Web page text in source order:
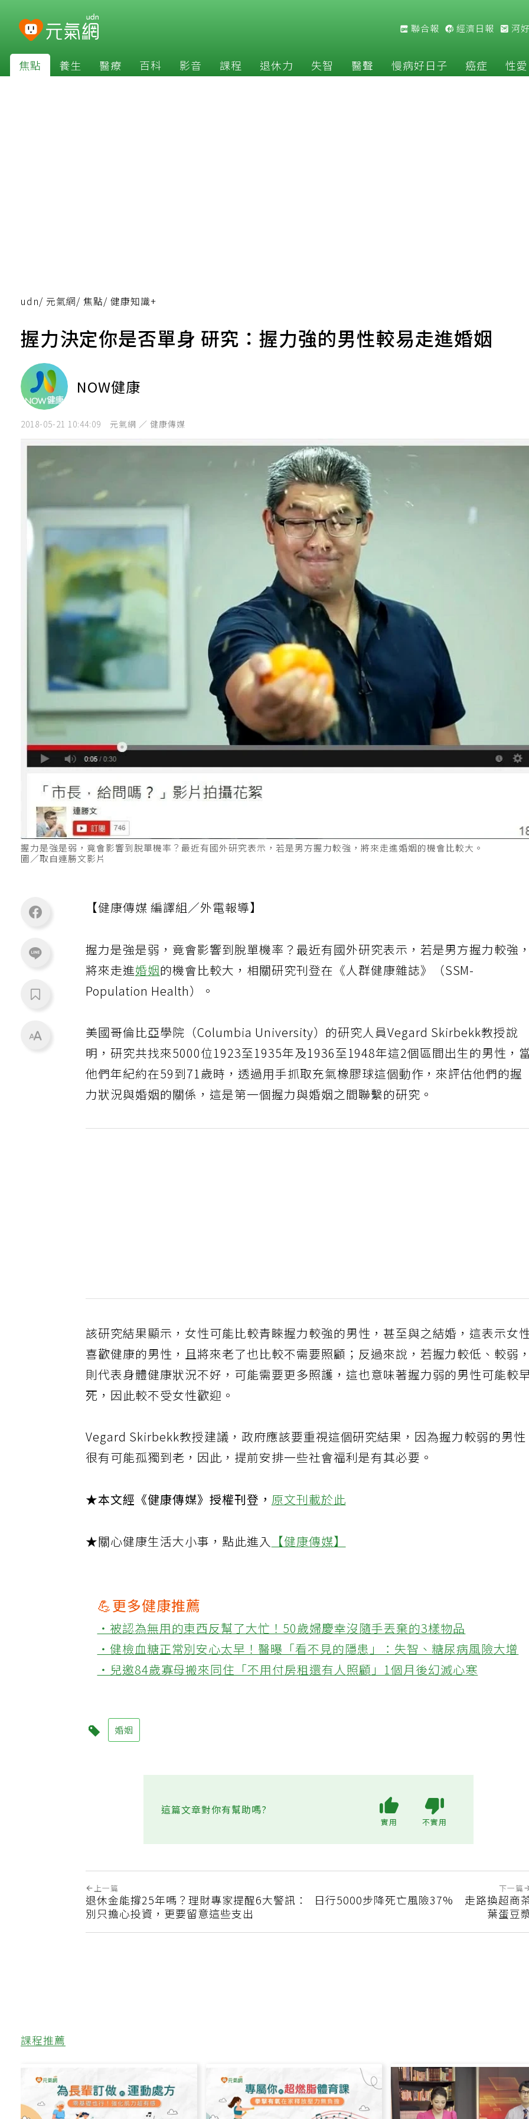
聯合報 經濟日報 河
焦點 養生 醫療 百科 影音 課程 退休力 失智 醫聲 慢病好日子 癌症 性愛
udn/ 元氣網/ 焦點/ 健康知識+
握力決定你是否單身 研究：握力強的男性較易走進婚姻
NOW健康
2018-05-21 10:44:09 元氣網 ／ 健康傳媒
握力是強是弱，竟會影響到脫單機率？最近有國外研究表示，若是男方握力較強，將來走進婚姻的機會比較大。
圖／取自連勝文影片
【健康傳媒 編譯組／外電報導】
握力是強是弱，竟會影響到脫單機率？最近有國外研究表示，若是男方握力較強
將來走進婚姻的機會比較大，相關研究刊登在《人群健康雜誌》（SSM-
Population Health）。
美國哥倫比亞學院（Columbia University）的研究人員Vegard Skirbekk教授說
明，研究共找來5000位1923至1935年及1936至1948年這2個區間出生的男性，
他們年紀約在59到71歲時，透過用手抓取充氣橡膠球這個動作，來評估他們的握
力狀況與婚姻的關係，這是第一個握力與婚姻之間聯繫的研究。
該研究結果顯示，女性可能比較青睞握力較強的男性，甚至與之結婚，這表示女
喜歡健康的男性，且將來老了也比較不需要照顧；反過來說，若握力較低、較弱
則代表身體健康狀況不好，可能需要更多照護，這也意味著握力弱的男性可能較
死，因此較不受女性歡迎。
Vegard Skirbekk教授建議，政府應該要重視這個研究結果，因為握力較弱的男性
很有可能孤獨到老，因此，提前安排一些社會福利是有其必要。
★本文經《健康傳媒》授權刊登，原文刊載於此
★關心健康生活大小事，點此進入【健康傳媒】
💪更多健康推薦
‧被認為無用的東西反幫了大忙！50歲婦慶幸沒隨手丟棄的3樣物品
‧健檢血糖正常別安心太早！醫曝「看不見的隱患」：失智、糖尿病風險大增
‧兒邀84歲寡母搬來同住「不用付房租還有人照顧」1個月後幻滅心寒
婚姻
這篇文章對你有幫助嗎?
上一篇
退休金能撐25年嗎？理財專家提醒6大警訊：
別只擔心投資，更要留意這些支出
下一篇
日行5000步降死亡風險37% 走路換超商
葉蛋豆
課程推薦